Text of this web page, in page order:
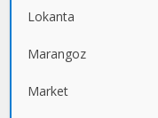
Lokanta
Marangoz
Market